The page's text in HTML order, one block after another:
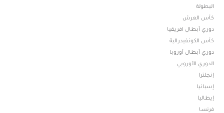
البطولة
كأس العرش
دوري أبطال افريقيا
كأس الكونفيدرالية
دوري أبطال أوروبا
الدوري الأوروبي
إنجلترا
إسبانيا
إيطاليا
فرنسا